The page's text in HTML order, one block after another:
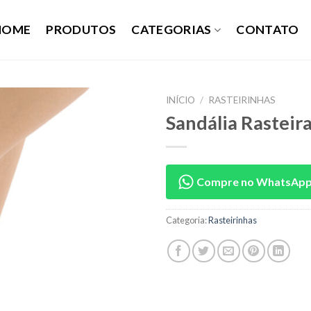
PRODUTOS CATEGORIAS CONTATO
INÍCIO / RASTEIRINHAS
Sandália
Compre no
Categoria:Rasteirinhas